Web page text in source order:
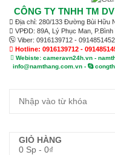
CÔNG TY TNHH TM
Địa chỉ: 280/133 Đường Bùi Hữu
VPĐD: 89A, Lý Phục Man,
Viber: 0916139712 -
Hotline: 0916139712 -
Webiste: cameravn24h.vn -
info@namthang.com.vn -
GIỎ HÀNG
0 Sp - 0₫